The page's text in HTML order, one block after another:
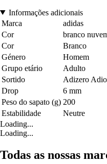
Informações adicionais
Marca
adidas
Cor
branco
Cor
Branco
Género
Homem
Grupo etário
Adulto
Sortido
Adizero
Drop
6 mm
Peso do sapato (g) 200
Estabilidade
Neutre
Loading...
Loading...
Todas as nossas